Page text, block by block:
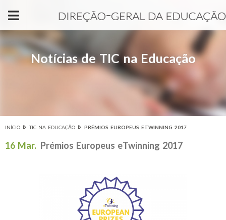
Notícias de TIC na Educação
INÍCIO TIC NA EDUCAÇÃO PRÉMIOS EUROPEUS ETWINNING 2017
16 Mar. Prémios Europeus eTwinning 2017